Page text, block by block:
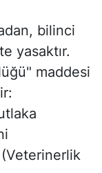
bilinci
yasaktır.
maddesi